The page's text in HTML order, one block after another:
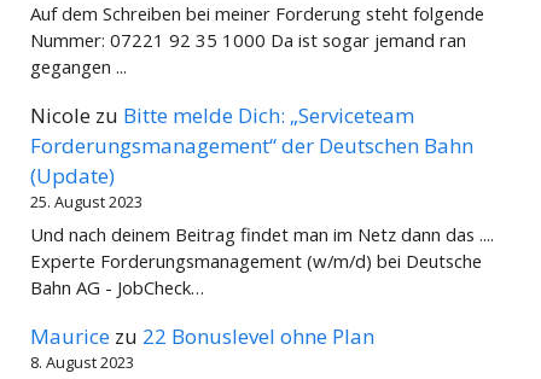
Auf dem Schreiben bei meiner Forderung steht folgende
Nummer: 07221 92 35 1000 Da ist sogar jemand ran
gegangen ...
Nicole zu Bitte melde Dich: „Serviceteam
Forderungsmanagement“ der Deutschen Bahn
(Update)
25. August 2023
Und nach deinem Beitrag findet man im Netz dann das ....
Experte Forderungsmanagement (w/m/d) bei Deutsche
Bahn AG - JobCheck…
Maurice zu 22 Bonuslevel ohne Plan
8. August 2023